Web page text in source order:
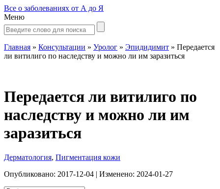
Все о заболеваниях от А до Я
Меню
Главная » Консультации » Уролог » Эпидидимит » Передается
ли витилиго по наследству и можно ли им заразиться
Передается ли витилиго по
наследству и можно ли им
заразиться
Дерматология, Пигментация кожи
Опубликовано: 2017-12-04 | Изменено: 2024-01-27